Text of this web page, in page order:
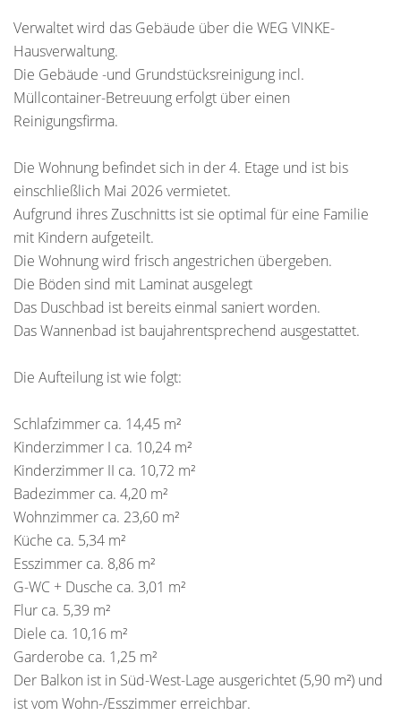
Verwaltet wird das Gebäude über die WEG VINKE-
Hausverwaltung.
Die Gebäude -und Grundstücksreinigung incl.
Müllcontainer-Betreuung erfolgt über einen
Reinigungsfirma.
Die Wohnung befindet sich in der 4. Etage und ist bis
einschließlich Mai 2026 vermietet.
Aufgrund ihres Zuschnitts ist sie optimal für eine Familie
mit Kindern aufgeteilt.
Die Wohnung wird frisch angestrichen übergeben.
Die Böden sind mit Laminat ausgelegt
Das Duschbad ist bereits einmal saniert worden.
Das Wannenbad ist baujahrentsprechend ausgestattet.
Die Aufteilung ist wie folgt:
Schlafzimmer ca. 14,45 m²
Kinderzimmer I ca. 10,24 m²
Kinderzimmer II ca. 10,72 m²
Badezimmer ca. 4,20 m²
Wohnzimmer ca. 23,60 m²
Küche ca. 5,34 m²
Esszimmer ca. 8,86 m²
G-WC + Dusche ca. 3,01 m²
Flur ca. 5,39 m²
Diele ca. 10,16 m²
Garderobe ca. 1,25 m²
Der Balkon ist in Süd-West-Lage ausgerichtet (5,90 m²) und
ist vom Wohn-/Esszimmer erreichbar.